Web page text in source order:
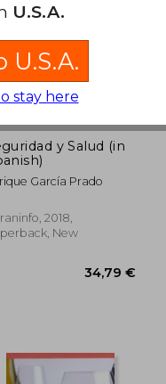
y Salud (in
García Prado
2018,
New
U.S.A.
U.S.A.
stay here